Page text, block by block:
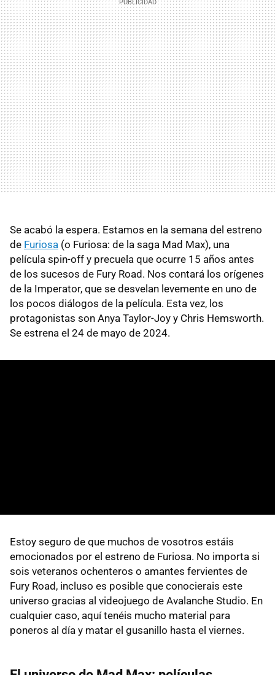
Se acabó la espera. Estamos en la semana del estreno
de Furiosa (o Furiosa: de la saga Mad Max), una
película spin-off y precuela que ocurre 15 años antes
de los sucesos de Fury Road. Nos contará los orígenes
de la Imperator, que se desvelan levemente en uno de
los pocos diálogos de la película. Esta vez, los
protagonistas son Anya Taylor-Joy y Chris Hemsworth.
Se estrena el 24 de mayo de 2024.
Estoy seguro de que muchos de vosotros estáis
emocionados por el estreno de Furiosa. No importa si
sois veteranos ochenteros o amantes fervientes de
Fury Road, incluso es posible que conocierais este
universo gracias al videojuego de Avalanche Studio. En
cualquier caso, aquí tenéis mucho material para
poneros al día y matar el gusanillo hasta el viernes.